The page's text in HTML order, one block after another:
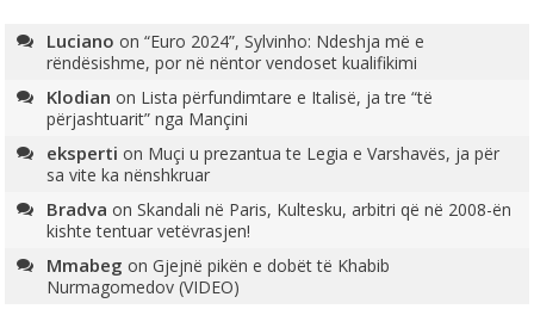
Luciano on“Euro 2024”, Sylvinho: Ndeshja më e
rëndësishme, por në nëntor vendoset kualifikimi
Klodian on Lista përfundimtare e Italisë, ja tre “të
përjashtuarit” nga Mançini
eksperti on Muçi u prezantua te Legia e Varshavës, ja për
sa vite ka nënshkruar
Bradva onSkandali në Paris, Kultesku, arbitri që në 2008-ën
kishte tentuar vetëvrasjen!
Mmabeg onGjejnë pikën e dobët të Khabib
Nurmagomedov (VIDEO)